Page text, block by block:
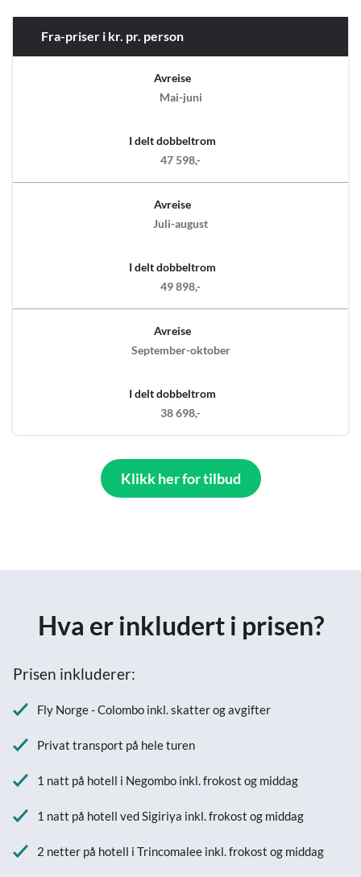
Fra-priser i kr. pr. person
Avreise
Mai-juni
I delt dobbeltrom
47 598,-
Avreise
Juli-august
I delt dobbeltrom
49 898,-
Avreise
September-oktober
I delt dobbeltrom
38 698,-
Klikk her for tilbud
Hva er inkludert i prisen?
Prisen inkluderer:
Fly Norge - Colombo inkl. skatter og avgifter
Privat transport på hele turen
1 natt på hotell i Negombo inkl. frokost og middag
1 natt på hotell ved Sigiriya inkl. frokost og middag
2 netter på hotell i Trincomalee inkl. frokost og middag